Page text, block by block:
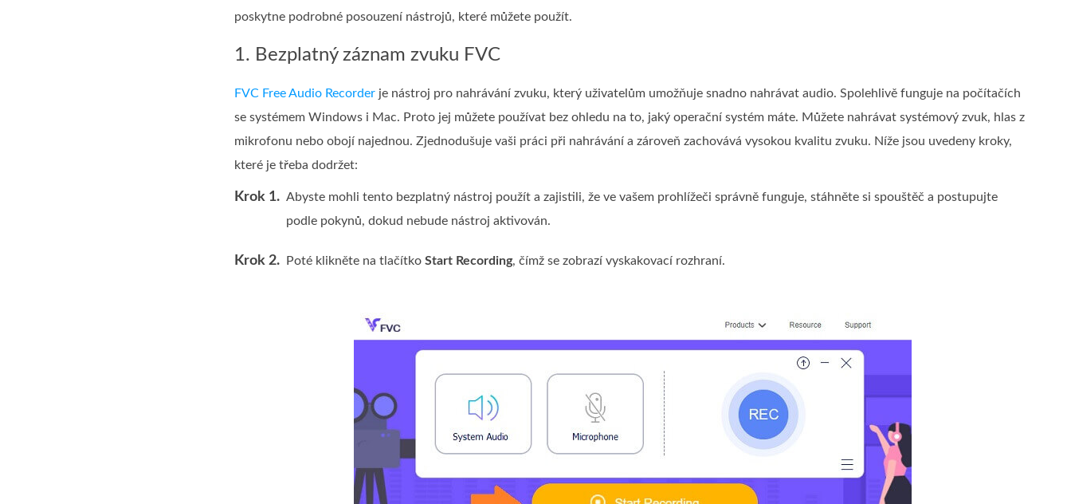
poskytne podrobné posouzení nástrojů, které můžete použít.
1. Bezplatný záznam zvuku FVC
FVC Free Audio Recorder je nástroj pro nahrávání zvuku, který uživatelům umožňuje snadno nahrávat audio. Spolehlivě funguje na počítačích
se systémem Windows i Mac. Proto jej můžete používat bez ohledu na to, jaký operační systém máte. Můžete nahrávat systémový zvuk, hlas z
mikrofonu nebo obojí najednou. Zjednodušuje vaši práci při nahrávání a zároveň zachovává vysokou kvalitu zvuku. Níže jsou uvedeny kroky,
které je třeba dodržet:
Krok 1. Abyste mohli tento bezplatný nástroj použít a zajistili, že ve vašem prohlížeči správně funguje, stáhněte si spouštěč a postupujte
podle pokynů, dokud nebude nástroj aktivován.
Krok 2. Poté klikněte na tlačítko Start Recording, čímž se zobrazí vyskakovací rozhraní.